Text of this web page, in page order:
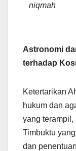
niqmah
Astronomi
terhadap
Ketertarikan
hukum dan
yang
Timbuktu
dan